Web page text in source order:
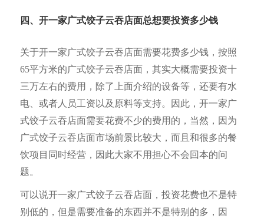
四、开一家广式饺子云吞店面总想要投资多少钱
关于开一家广式饺子云吞店面需要花费多少钱，按照
65平方米的广式饺子云吞店面，其实大概需要投资十
三万左右的费用，除了上面介绍的设备等，还要有水
电、或者人员工资以及原料等支持。因此，开一家广
式饺子云吞店面需要花费不少的费用的，当然，因为
广式饺子云吞店面市场前景比较大，而且和很多的餐
饮项目同时经营，因此大家不用担心不会回本的问
题。
可以说开一家广式饺子云吞店面，投资花费也不是特
别低的，但是需要准备的东西并不是特别的多，因